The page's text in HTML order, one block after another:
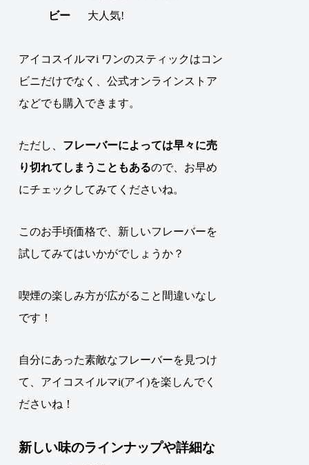
ビー
大人気!
アイコスイルマi ワンのスティックはコン
ビニだけでなく、公式オンラインストア
などでも購入できます。
ただし、 フレーバーによっては早々に売
り切れてしまうこともあるので、お早め
にチェックしてみてくださいね。
このお手頃価格で、新しいフレーバーを
試してみてはいかがでしょうか？
喫煙の楽しみ方が広がること間違いなし
です！
自分にあった素敵なフレーバーを見つけ
て、アイコスイルマi(アイ)を楽しんでく
ださいね！
新しい味のラインナップや詳細な